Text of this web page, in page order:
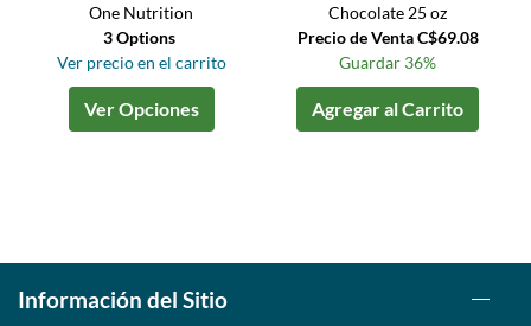
One Nutrition
3 Options
Ver precio en el carrito
Ver Opciones
Chocolate 25 oz
Precio de Venta C$69.08
Guardar 36%
Agregar al Carrito
Información del Sitio